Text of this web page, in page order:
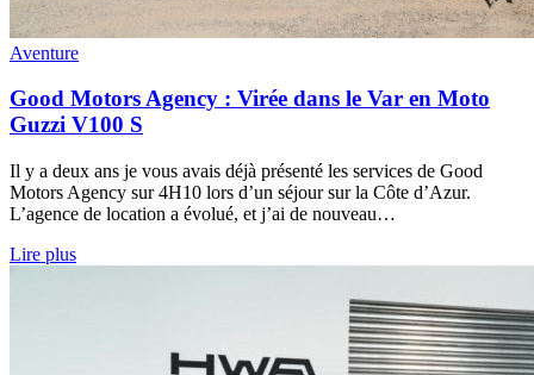
Aventure
Good Motors Agency : Virée dans le Var en Moto
Guzzi V100 S
Il y a deux ans je vous avais déjà présenté les services de Good
Motors Agency sur 4H10 lors d’un séjour sur la Côte d’Azur.
L’agence de location a évolué, et j’ai de nouveau…
Lire plus